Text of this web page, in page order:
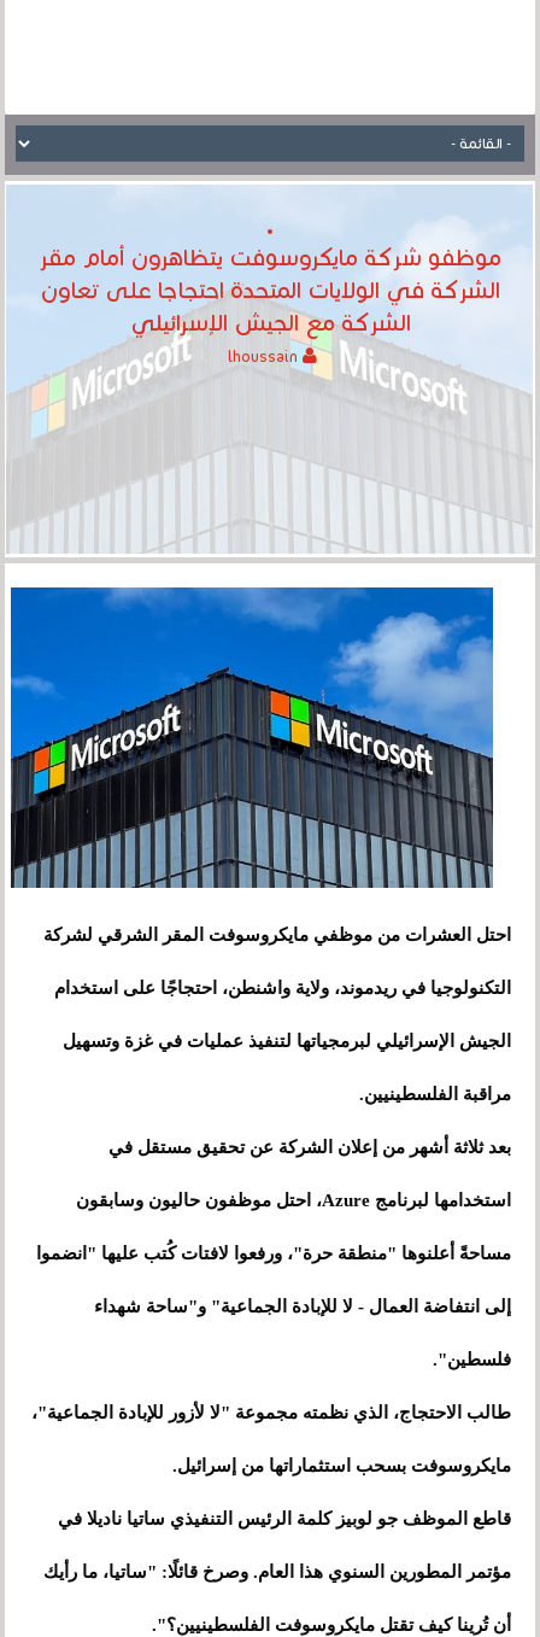
موظفو شركة مايكروسوفت يتظاهرون أمام مقر
الشركة في الولايات المتحدة احتجاجا على تعاون
الشركة مع الجيش الإسرائيلي
احتل العشرات من موظفي مايكروسوفت المقر الشرقي لشركة
التكنولوجيا في ريدموند، ولاية واشنطن، احتجاجًا على استخدام
الجيش الإسرائيلي لبرمجياتها لتنفيذ عمليات في غزة وتسهيل
مراقبة الفلسطينيين.
بعد ثلاثة أشهر من إعلان الشركة عن تحقيق مستقل في
استخدامها لبرنامج Azure، احتل موظفون حاليون وسابقون
مساحةً أعلنوها "منطقة حرة"، ورفعوا لافتات كُتب عليها "انضموا
إلى انتفاضة العمال - لا للإبادة الجماعية" و"ساحة شهداء
فلسطين".
طالب الاحتجاج، الذي نظمته مجموعة "لا لأزور للإبادة الجماعية"،
مايكروسوفت بسحب استثماراتها من إسرائيل.
قاطع الموظف جو لوبيز كلمة الرئيس التنفيذي ساتيا ناديلا في
مؤتمر المطورين السنوي هذا العام. وصرخ قائلًا: "ساتيا، ما رأيك
أن تُرينا كيف تقتل مايكروسوفت الفلسطينيين؟".